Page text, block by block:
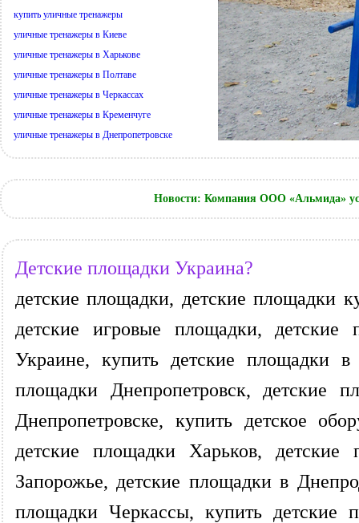
купить уличные тренажеры
уличные тренажеры в Киеве
уличные тренажеры в Харькове
уличные тренажеры в Полтаве
уличные тренажеры в Черкассах
уличные тренажеры в Кременчуге
уличные тренажеры в Днепропетровске
Новости: Компания ООО «Альмида»
Детские площадки Украина?
детские площадки, детские площадки
детские игровые площадки,
Украине, купить детские площадки
площадки Днепропетровск, детские
Днепропетровске, купить детское
детские площадки Харьков,
Запорожье, детские площадки в
площадки Черкассы, купить детские